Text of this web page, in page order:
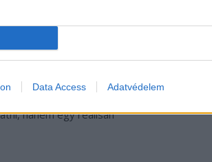
Data Access Adatvédelem
4 E-Tech, a tanulmányautó15
megmaradtak, de
és egyedi JP4 felnikkel
lett mindkét oldalon, ami
a változtatások önmagukban
hanem egy reálisan